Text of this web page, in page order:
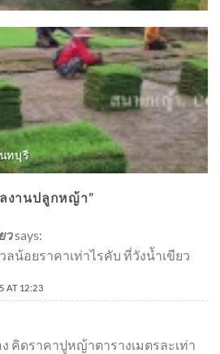
ทบุรี
งานปลูกหญ้า”
วsays:
น้อยราคาเท่าไรคับ ที่วังน้ำเขียว
AT 12:23
คิดราคาปูหญ้าตารางเมตรละเท่า